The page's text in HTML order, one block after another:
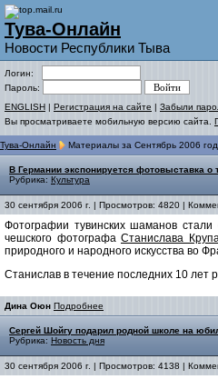
Тува-Онлайн
Новости Республики Тыва
Логин:
Пароль:
ENGLISH | Регистрация на сайте | Забыли
Вы просматриваете мобильную версию сайта.
Тува-Онлайн Материалы за Сентябрь 2006
В Германии экспонируется фотовыставка о
Рубрика: Культура
30 сентября 2006 г. | Просмотров: 4820 |
Фотографии тувинских шаманов стали
чешского фотографа Станислава
природного и народного искусства во
Станислав в течение последних 10 лет
Дина Оюн Подробнее
Сергей Шойгу подарил родной школе на
Рубрика: Новость дня
30 сентября 2006 г. | Просмотров: 4138 |